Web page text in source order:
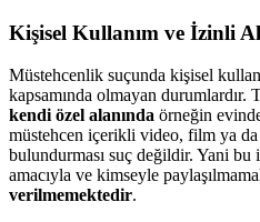
Kişisel Kullanım ve İzinli
Müstehcenlik suçunda kişisel
kapsamında olmayan
kendi özel alanında örneğin
müstehcen içerikli video, film ya
bulundurması suç değildir. Yani
amacıyla ve kimseyle
verilmemektedir.